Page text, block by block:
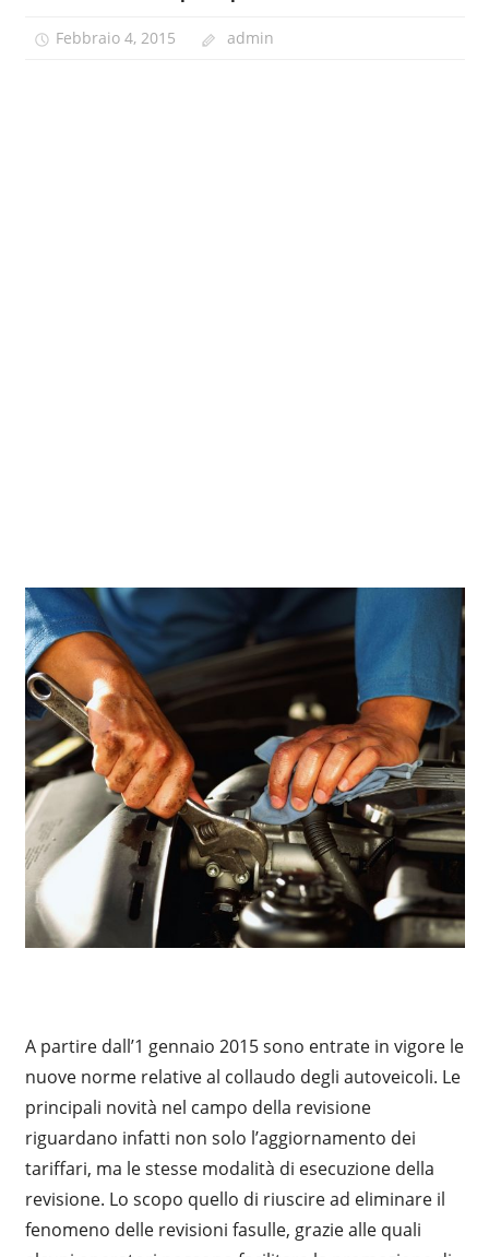
Febbraio 4, 2015 admin
A partire dall’1 gennaio 2015 sono entrate in vigore le
nuove norme relative al collaudo degli autoveicoli. Le
principali novità nel campo della revisione
riguardano infatti non solo l’aggiornamento dei
tariffari, ma le stesse modalità di esecuzione della
revisione. Lo scopo quello di riuscire ad eliminare il
fenomeno delle revisioni fasulle, grazie alle quali